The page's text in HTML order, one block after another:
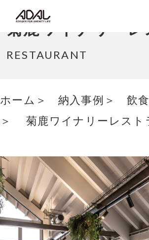
コラム
最新情報/ニュース
Japanese
菊鹿ワイナリーレ
RESTAURANT
ホーム 納入事例
飲
菊鹿ワイナリーレスト